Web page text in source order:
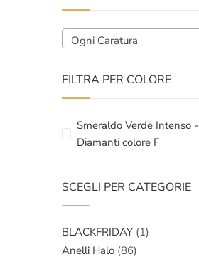
Ogni Caratura
FILTRA PER COLORE
Smeraldo Verde Intenso -
Diamanti colore F
SCEGLI PER CATEGORIE
BLACKFRIDAY (1)
Anelli Halo (86)